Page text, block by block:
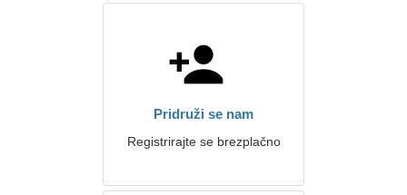
Pridruži se nam
Registrirajte se brezplačno